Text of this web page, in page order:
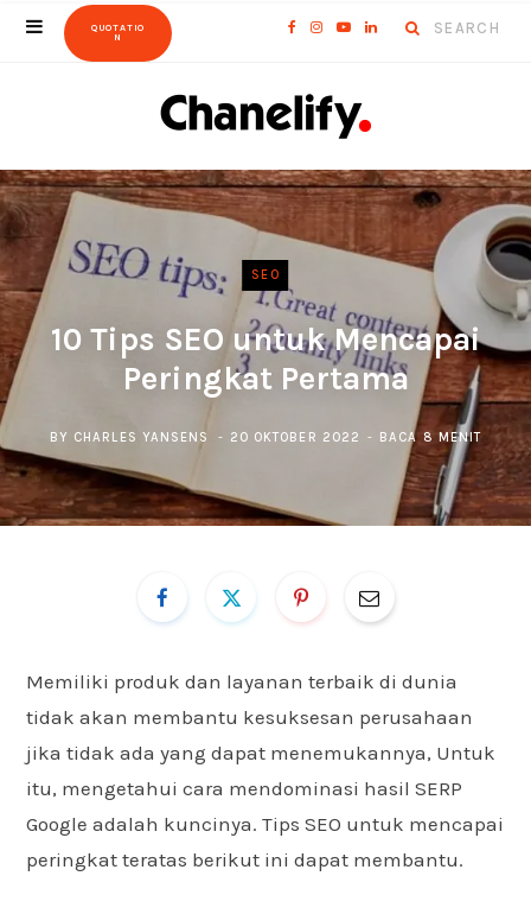
Search
F
e
b
o
k
I
t
r
a
Y
u
T
e
L
k
d
n
QUOTATIO
N
SEO
10 Tips SEO untuk Mencapai
Peringkat Pertama
BY CHARLES YANSENS 20 OKTOBER 2022 BACA 8 MENIT
Memiliki produk dan layanan terbaik di dunia
tidak akan membantu kesuksesan perusahaan
jika tidak ada yang dapat menemukannya, Untuk
itu, mengetahui cara mendominasi hasil SERP
Google adalah kuncinya. Tips SEO untuk mencapai
peringkat teratas berikut ini dapat membantu.